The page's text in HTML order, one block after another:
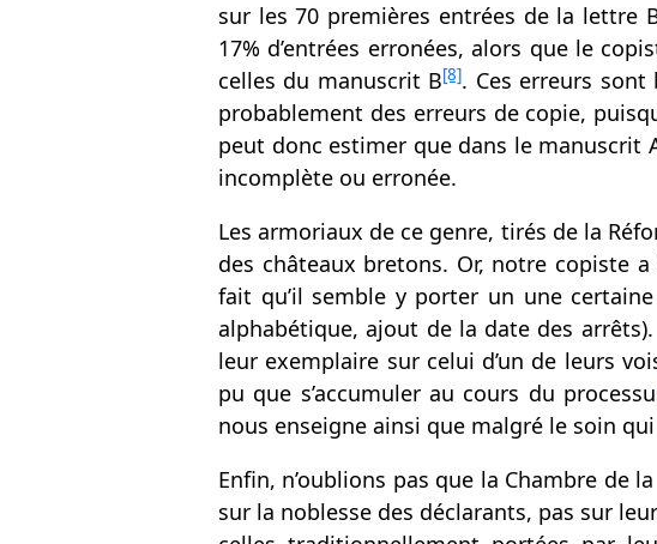
sur les 70 premières entrées de la lettre
17% d’entrées erronées, alors que le
celles du manuscrit B[8]. Ces erreurs
probablement des erreurs de copie,
peut donc estimer que dans le manuscrit
incomplète ou erronée.
Les armoriaux de ce genre, tirés de la
des châteaux bretons. Or, notre copiste
fait qu’il semble y porter un une
alphabétique, ajout de la date des
leur exemplaire sur celui d’un de leurs
pu que s’accumuler au cours du
nous enseigne ainsi que malgré le soin
Enfin, n’oublions pas que la Chambre de
sur la noblesse des déclarants, pas sur